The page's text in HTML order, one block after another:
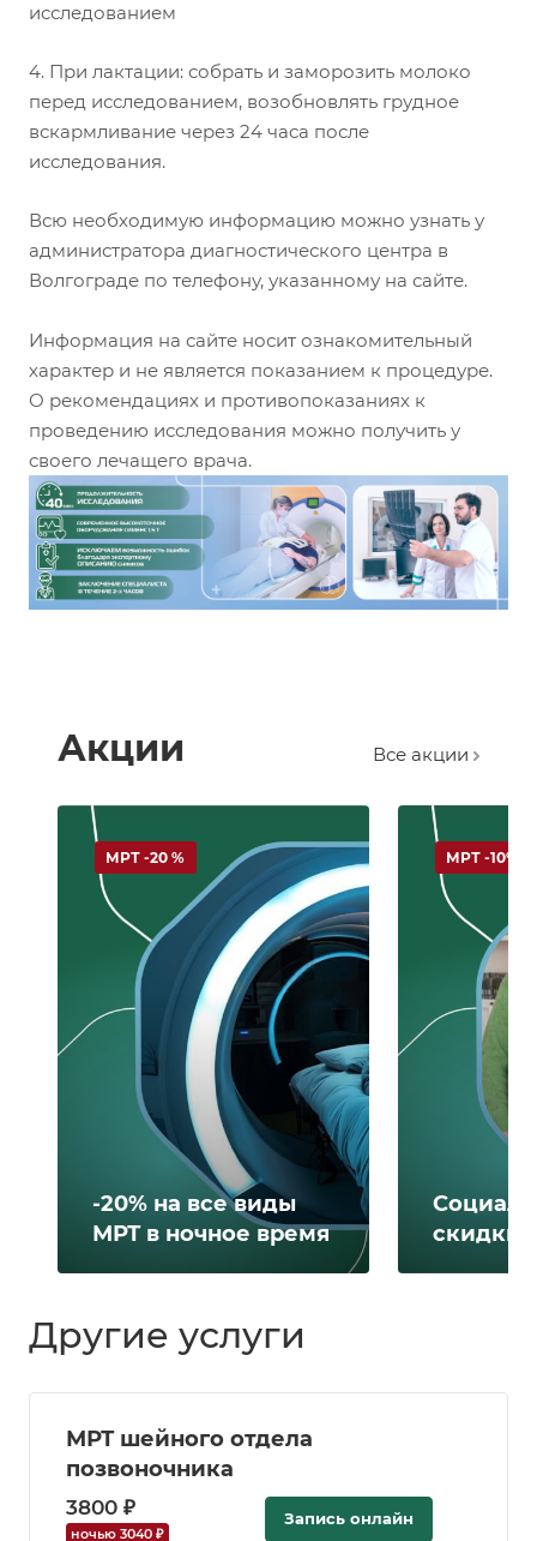
исследованием
4. При лактации: собрать и заморозить молоко
перед исследованием, возобновлять грудное
вскармливание через 24 часа после
исследования.
Всю необходимую информацию можно узнать у
администратора диагностического центра в
Волгограде по телефону, указанному на сайте.
Информация на сайте носит ознакомительный
характер и не является показанием к процедуре.
О рекомендациях и противопоказаниях к
проведению исследования можно получить у
своего лечащего врача.
Акции Все акции
-20% на все виды
МРТ в ночное время
МРТ -20 %
скидки
МРТ -10%
Другие услуги
МРТ шейного отдела
позвоночника
3800 ₽
ночью 3040 ₽
Запись онлайн